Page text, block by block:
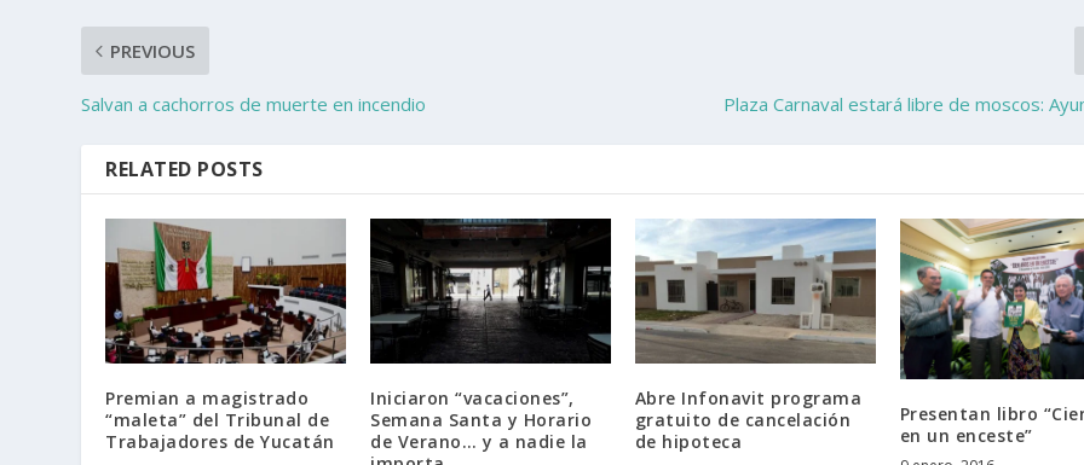
PREVIOUS
Salvan a cachorros de muerte en incendio Plaza Carnaval estará libre de moscos:
RELATED POSTS
Premian a magistrado
“maleta” del Tribunal de
Trabajadores de Yucatán
Iniciaron “vacaciones”,
Semana Santa y Horario
de Verano… y a nadie la
Abre Infonavit programa
gratuito de cancelación
de hipoteca
Presentan libro
en un enceste”